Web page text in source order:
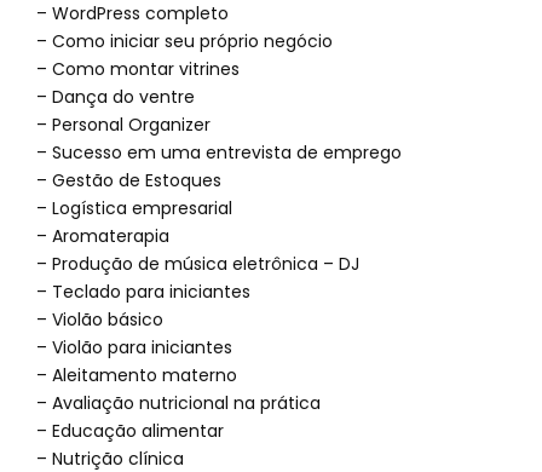
– WordPress completo
– Como iniciar seu próprio negócio
– Como montar vitrines
– Dança do ventre
– Personal Organizer
– Sucesso em uma entrevista de emprego
– Gestão de Estoques
– Logística empresarial
– Aromaterapia
– Produção de música eletrônica – DJ
– Teclado para iniciantes
– Violão básico
– Violão para iniciantes
– Aleitamento materno
– Avaliação nutricional na prática
– Educação alimentar
– Nutrição clínica